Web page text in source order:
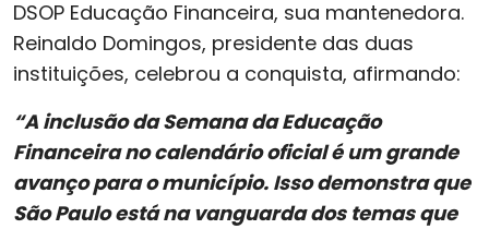
DSOP Educação Financeira, sua mantenedora.
Reinaldo Domingos, presidente das duas
instituições, celebrou a conquista, afirmando:
“A inclusão da Semana da Educação
Financeira no calendário oficial é um grande
avanço para o município. Isso demonstra que
São Paulo está na vanguarda dos temas que